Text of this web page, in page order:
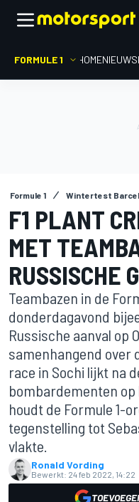
FORMULE 1 HOMENIEUWS
Formule 1 Wintertest
F1 PLANT
MET
RUSSISCHE
Teambazen in de
donderdagavond
Russische aanval op
samenhangend over
race in Sochi lijkt na
bombardementen
houdt de Formule 1-
tegenstelling tot
vlakte.
Ronald Vording
Bewerkt: 24 feb 2022, 14:22